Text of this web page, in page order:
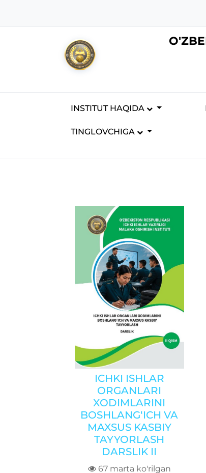
INSTITUT HAQIDA
TINGLOVCHIGA
ICHKI ISHLAR
ORGANLARI
XODIMLARINI
BOSHLANG‘ICH VA
MAXSUS KASBIY
TAYYORLASH
DARSLIK II
67 marta ko'rilgan